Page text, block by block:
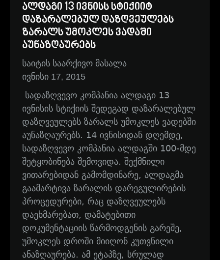
ალდაგი 13 ივნისს სტიქიიტ
დაზარალებულ დაზღვეულებს
ზარალს უმოკლეს ვადაში
აუნაზღაურებს
საიტის საარქივო მასალა
ივნისი 17, 2015
სადაზღვევო კომპანია ალდაგი 13
ივნისის სტიქიის შედეგად დაზარალებულ
დაზღვეულებს ზარალს უმოკლეს ვადებში
აუნაზღაურებს. 14 ივნისიდან დღემდე,
სადაზღვევო კომპანია ალდაგში 100-მდე
შეტყობინება შემოვიდა. შექმნილი
ვითარებიდან გამომდინარე, ალდაგმა
გაამარტივა ზარალის დარეგულირების
პროცედურები, რაც დაზღვეულებს
დაეხმარებათ, დამატებითი
დოკუმენტაციის წარმოდგენის გარეშე,
უმოკლეს დროში მიიღონ კუთვნილი
ანაზღაურება. ამ ეტაპზე, სრულად